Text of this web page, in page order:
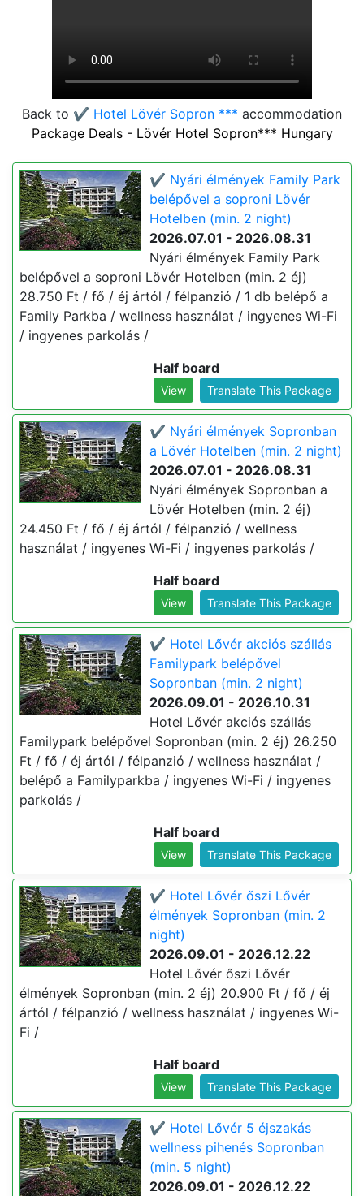
Back to ✔️ Hotel Lövér Sopron *** accommodation
Package Deals - Lövér Hotel Sopron*** Hungary
✔️ Nyári élmények Family Park
belépővel a soproni Lövér
Hotelben (min. 2 night)
2026.07.01 - 2026.08.31
Nyári élmények Family Park
belépővel a soproni Lövér Hotelben (min. 2 éj)
28.750 Ft / fő / éj ártól / félpanzió / 1 db belépő a
Family Parkba / wellness használat / ingyenes Wi-Fi
/ ingyenes parkolás /
Half board
View Translate This Package
✔️ Nyári élmények Sopronban
a Lövér Hotelben (min. 2 night)
2026.07.01 - 2026.08.31
Nyári élmények Sopronban a
Lövér Hotelben (min. 2 éj)
24.450 Ft / fő / éj ártól / félpanzió / wellness
használat / ingyenes Wi-Fi / ingyenes parkolás /
Half board
View Translate This Package
✔️ Hotel Lővér akciós szállás
Familypark belépővel
Sopronban (min. 2 night)
2026.09.01 - 2026.10.31
Hotel Lővér akciós szállás
Familypark belépővel Sopronban (min. 2 éj) 26.250
Ft / fő / éj ártól / félpanzió / wellness használat /
belépő a Familyparkba / ingyenes Wi-Fi / ingyenes
parkolás /
Half board
View Translate This Package
✔️ Hotel Lővér őszi Lővér
élmények Sopronban (min. 2
night)
2026.09.01 - 2026.12.22
Hotel Lővér őszi Lővér
élmények Sopronban (min. 2 éj) 20.900 Ft / fő / éj
ártól / félpanzió / wellness használat / ingyenes Wi-
Fi /
Half board
View Translate This Package
✔️ Hotel Lővér 5 éjszakás
wellness pihenés Sopronban
(min. 5 night)
2026.09.01 - 2026.12.22